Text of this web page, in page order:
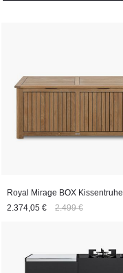
Royal Mirage BOX Kissentruhe
2.374,05 €
2.499 €